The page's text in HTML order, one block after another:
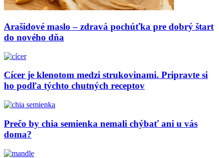
Arašidové maslo – zdravá pochúťka pre dobrý štart
do nového dňa
Cícer je klenotom medzi strukovinami. Pripravte si
ho podľa týchto chutných receptov
Prečo by chia semienka nemali chýbať ani u vás
doma?